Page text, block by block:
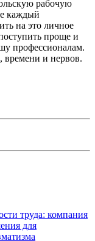
рабочую
каждый
на это личное
проще и
профессионалам.
времени и нервов.